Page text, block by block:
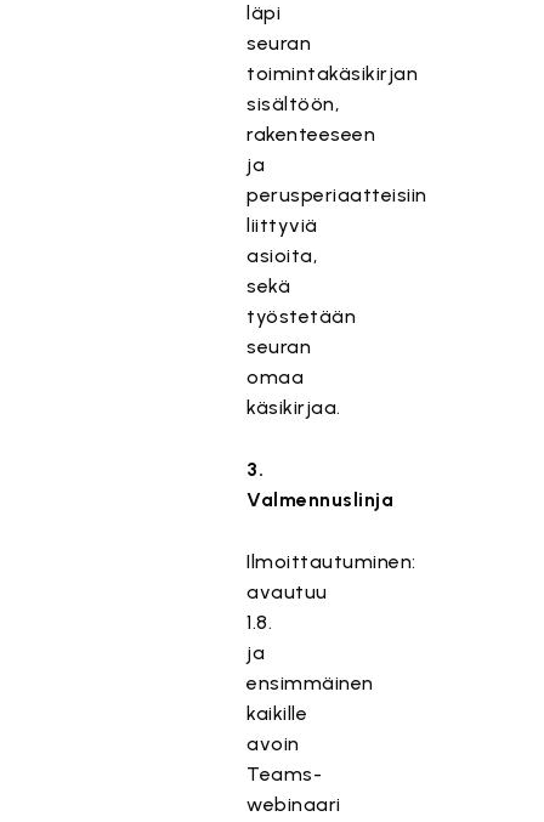
läpi
seuran
toimintakäsikirjan
sisältöön,
rakenteeseen
ja
perusperiaatteisiin
liittyviä
asioita,
sekä
työstetään
seuran
omaa
käsikirjaa.
3.
Valmennuslinja
Ilmoittautuminen:
avautuu
1.8.
ja
ensimmäinen
kaikille
avoin
Teams-
webinaari